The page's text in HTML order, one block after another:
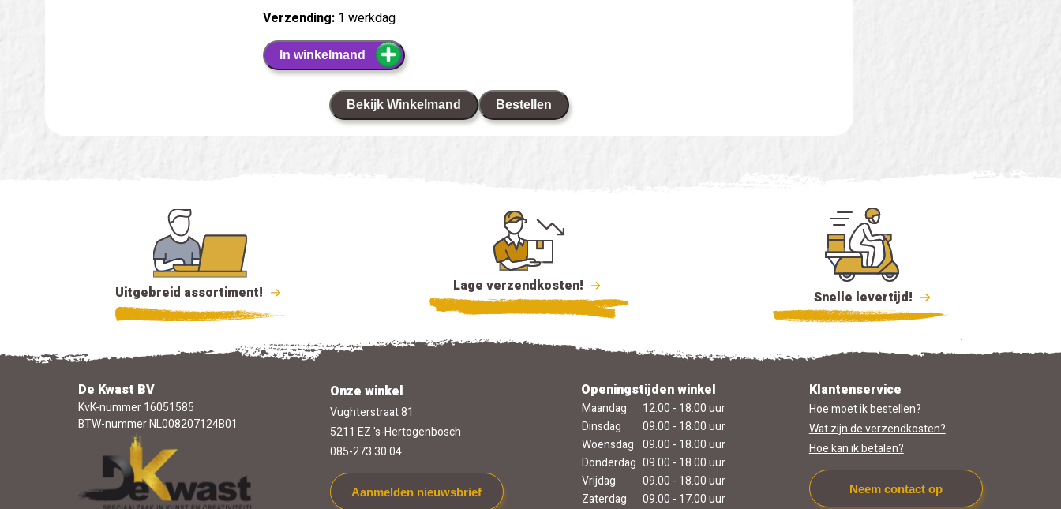
Verzending: 1 werkdag
In winkelmand
Bekijk Winkelmand Bestellen
Uitgebreid assortiment! Lage verzendkosten!
Snelle levertijd!
De Kwast BV
KvK-nummer 16051585
BTW-nummer NL008207124B01
Onze winkel
Vughterstraat 81
5211 EZ 's-Hertogenbosch
085-273 30 04
Aanmelden nieuwsbrief
Openingstijden winkel
Maandag
12.00 - 18.00 uur
Dinsdag
09.00 - 18.00 uur
Woensdag 09.00 - 18.00 uur
Donderdag 09.00 - 18.00 uur
Vrijdag
09.00 - 18.00 uur
Zaterdag
09.00 - 17.00 uur
Klantenservice
Hoe moet ik bestellen?
Wat zijn de verzendkosten?
Hoe kan ik betalen?
Neem contact op